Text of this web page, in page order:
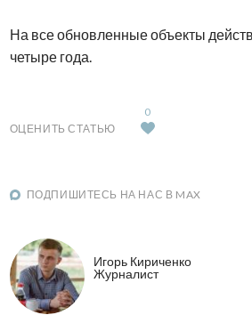
На все обновленные объекты
четыре года.
ОЦЕНИТЬ СТАТЬЮ
0
ПОДПИШИТЕСЬ НА НАС В MAX
Игорь Кириченко
Журналист